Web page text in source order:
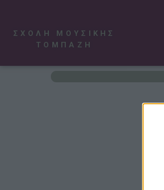
ΣΧΟΛΗ ΜΟΥΣΙΚΗΣ
ΤΟΜΠΑΖΗ